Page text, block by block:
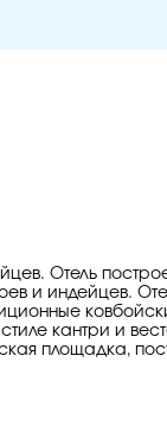
Отель
и индейцев.
кантри и
площадка,